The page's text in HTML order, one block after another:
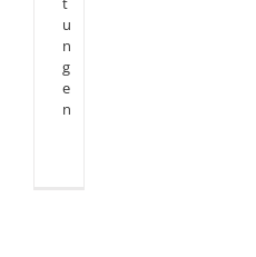
u
n
g
e
n